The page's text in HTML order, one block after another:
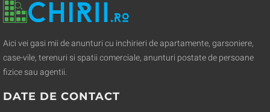
Aici vei gasi mii de anunturi cu inchirieri de apartamente, garsoniere,
case-vile, terenuri si spatii comerciale, anunturi postate de persoane
fizice sau agentii.
DATE DE CONTACT